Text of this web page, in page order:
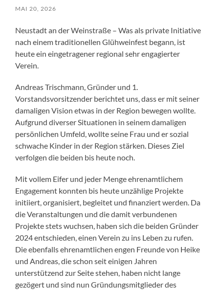
MAI 20, 2026
Neustadt an der Weinstraße – Was als private Initiative
nach einem traditionellen Glühweinfest begann, ist
heute ein eingetragener regional sehr engagierter
Verein.
Andreas Trischmann, Gründer und 1.
Vorstandsvorsitzender berichtet uns, dass er mit seiner
damaligen Vision etwas in der Region bewegen wollte.
Aufgrund diverser Situationen in seinem damaligen
persönlichen Umfeld, wollte seine Frau und er sozial
schwache Kinder in der Region stärken. Dieses Ziel
verfolgen die beiden bis heute noch.
Mit vollem Eifer und jeder Menge ehrenamtlichem
Engagement konnten bis heute unzählige Projekte
initiiert, organisiert, begleitet und finanziert werden. Da
die Veranstaltungen und die damit verbundenen
Projekte stets wuchsen, haben sich die beiden Gründer
2024 entschieden, einen Verein zu ins Leben zu rufen.
Die ebenfalls ehrenamtlichen engen Freunde von Heike
und Andreas, die schon seit einigen Jahren
unterstützend zur Seite stehen, haben nicht lange
gezögert und sind nun Gründungsmitglieder des